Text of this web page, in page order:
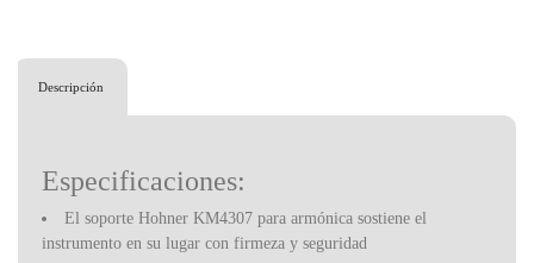
Descripción
Especificaciones:
El soporte Hohner KM4307 para armónica sostiene el
instrumento en su lugar con firmeza y seguridad